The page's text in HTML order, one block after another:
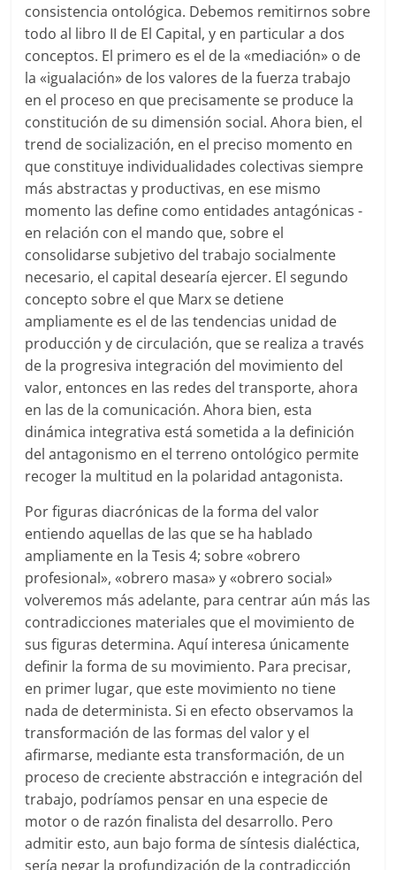
consistencia ontológica. Debemos remitirnos sobre
todo al libro II de El Capital, y en particular a dos
conceptos. El primero es el de la «mediación» o de
la «igualación» de los valores de la fuerza trabajo
en el proceso en que precisamente se produce la
constitución de su dimensión social. Ahora bien, el
trend de socialización, en el preciso momento en
que constituye individualidades colectivas siempre
más abstractas y productivas, en ese mismo
momento las define como entidades antagónicas -
en relación con el mando que, sobre el
consolidarse subjetivo del trabajo socialmente
necesario, el capital desearía ejercer. El segundo
concepto sobre el que Marx se detiene
ampliamente es el de las tendencias unidad de
producción y de circulación, que se realiza a través
de la progresiva integración del movimiento del
valor, entonces en las redes del transporte, ahora
en las de la comunicación. Ahora bien, esta
dinámica integrativa está sometida a la definición
del antagonismo en el terreno ontológico permite
recoger la multitud en la polaridad antagonista.
Por figuras diacrónicas de la forma del valor
entiendo aquellas de las que se ha hablado
ampliamente en la Tesis 4; sobre «obrero
profesional», «obrero masa» y «obrero social»
volveremos más adelante, para centrar aún más las
contradicciones materiales que el movimiento de
sus figuras determina. Aquí interesa únicamente
definir la forma de su movimiento. Para precisar,
en primer lugar, que este movimiento no tiene
nada de determinista. Si en efecto observamos la
transformación de las formas del valor y el
afirmarse, mediante esta transformación, de un
proceso de creciente abstracción e integración del
trabajo, podríamos pensar en una especie de
motor o de razón finalista del desarrollo. Pero
admitir esto, aun bajo forma de síntesis dialéctica,
sería negar la profundización de la contradicción